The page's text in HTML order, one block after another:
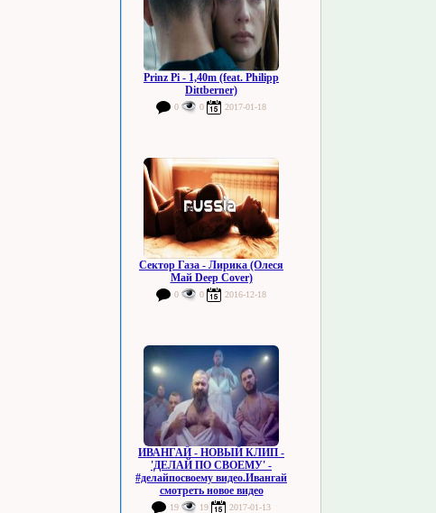
Prinz Pi - 1,40m (feat. Philipp
Dittberner)
0 0 2017-01-18
Сектор Газа - Лирика (Олеся
Май Deep Cover)
0 0 2016-12-18
ИВАНГАЙ - НОВЫЙ КЛИП -
'ДЕЛАЙ ПО СВОЕМУ' -
#делайпосвоему видео.Ивангай
смотреть новое видео
19 19 2017-01-13